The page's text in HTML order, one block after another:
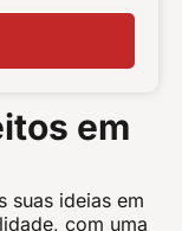
em
suas ideias em
com uma